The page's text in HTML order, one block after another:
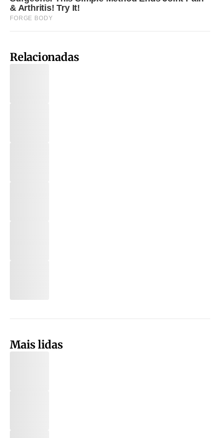
Relacionadas
Mais lidas